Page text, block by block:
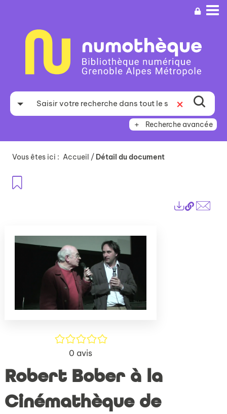
recherche
Recherche avancée
Vous êtes ici : Accueil / Détail du document
Lien
/5
0 avis
Robert Bober à la
Cinémathèque de